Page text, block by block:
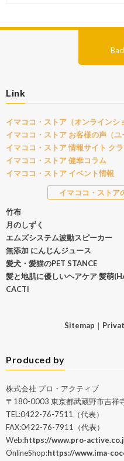
Link
イマココ・ストア（オンラインシ
イマココ・ストア お客様の声（ユ
イマココ・ストア 情報サイト ク
イマココ・ストア 健幸コラム
イマココ・ストア イベント情報
イマココ・ストア
竹布
月のしずく
エムズシステム波動スピーカー
無添加 にんじんジュース
愛犬・愛猫のPET STANCE
髪と地肌に優しいヘアケア 髪萌
CACTI
Sitemap ｜
Produced by
株式会社 プロ・アクティブ
〒180-0003 東京都武蔵野市吉祥
TEL:0422-76-7511（代表）
FAX:0422-76-7911（代表）
Web:https://www.pro-
OnlineShop:https://www.ima-